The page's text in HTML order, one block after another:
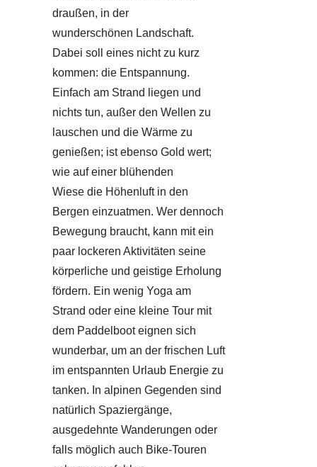
draußen, in der
wunderschönen Landschaft.
Dabei soll eines nicht zu kurz
kommen: die Entspannung.
Einfach am Strand liegen und
nichts tun, außer den Wellen zu
lauschen und die Wärme zu
genießen; ist ebenso Gold wert;
wie auf einer blühenden
Wiese die Höhenluft in den
Bergen einzuatmen. Wer dennoch
Bewegung braucht, kann mit ein
paar lockeren Aktivitäten seine
körperliche und geistige Erholung
fördern. Ein wenig Yoga am
Strand oder eine kleine Tour mit
dem Paddelboot eignen sich
wunderbar, um an der frischen Luft
im entspannten Urlaub Energie zu
tanken. In alpinen Gegenden sind
natürlich Spaziergänge,
ausgedehnte Wanderungen oder
falls möglich auch Bike-Touren